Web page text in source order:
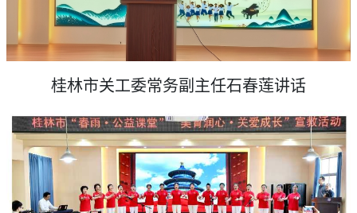
桂林市关工委常务副主任石春莲讲话